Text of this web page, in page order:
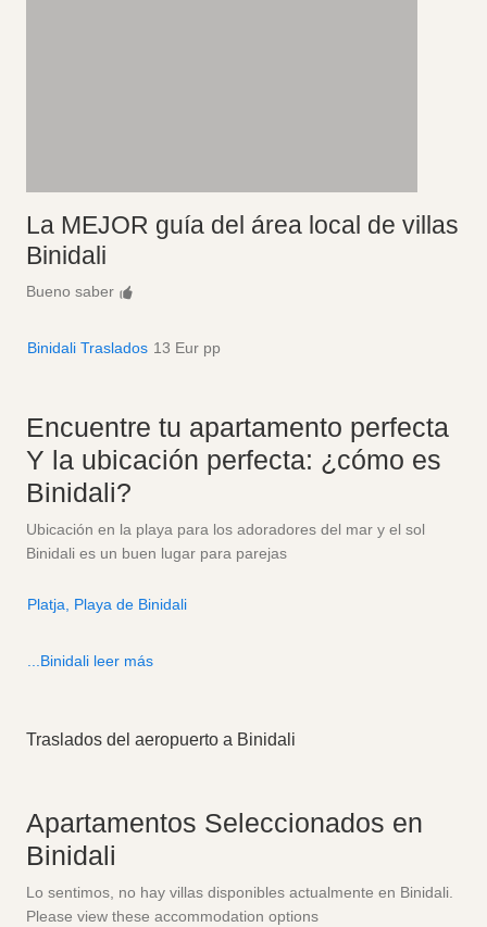
La MEJOR guía del área local de villas
Binidali
Bueno saber
Binidali Traslados 13 Eur pp
Encuentre tu apartamento perfecta
Y la ubicación perfecta: ¿cómo es
Binidali?
Ubicación en la playa para los adoradores del mar y el sol
Binidali es un buen lugar para parejas
Platja, Playa de Binidali
...Binidali leer más
Traslados del aeropuerto a Binidali
Apartamentos Seleccionados en
Binidali
Lo sentimos, no hay villas disponibles actualmente en Binidali.
Please view these accommodation options